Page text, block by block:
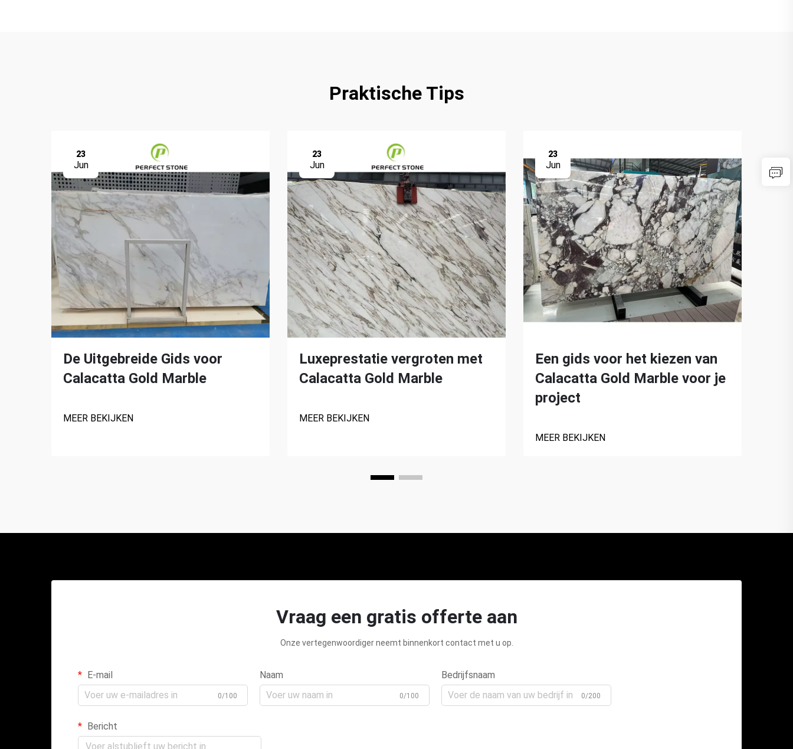
Praktische Tips
23
Jun
De Uitgebreide Gids voor
Calacatta Gold Marble
MEER BEKIJKEN
23
Jun
Luxeprestatie vergroten met
Calacatta Gold Marble
MEER BEKIJKEN
23
Jun
Een gids voor het kiezen van
Calacatta Gold Marble voor je
project
MEER BEKIJKEN
Vraag een gratis offerte aan
Onze vertegenwoordiger neemt binnenkort contact met u op.
E-mail
0/100
Naam
0/100
Bedrijfsnaam
0/200
Bericht